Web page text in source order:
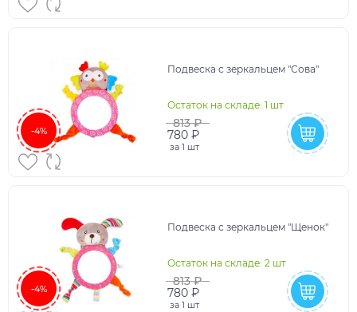
-4%
Подвеска с зеркальцем "Сова"
Остаток на складе: 1 шт
813 ₽
780 ₽
за 1 шт
-4%
Подвеска с зеркальцем "Щенок"
Остаток на складе: 2 шт
813 ₽
780 ₽
за 1 шт